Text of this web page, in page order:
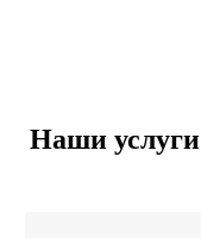
Наши услуги